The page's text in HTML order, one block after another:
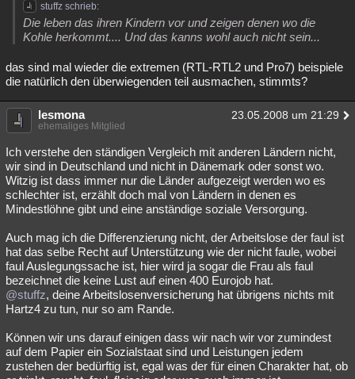
stuffz schrieb:
Die leben das ihren Kindern vor und zeigen denen wo die
Kohle herkommt.... Und das kanns wohl auch nicht sein...
das sind mal wieder die extremen (RTL-RTL2 und Pro7) beispiele
die natürlich den überwiegenden teil ausmachen, stimmts?
lesmona 23.05.2008 um 21:29
ehemaliges Mitglied
Ich verstehe den ständigen Vergleich mit anderen Ländern nicht,
wir sind in Deutschland und nicht in Dänemark oder sonst wo.
Witzig ist dass immer nur die Länder aufgezeigt werden wo es
schlechter ist, erzählt doch mal von Ländern in denen es
Mindestlöhne gibt und eine anständige soziale Versorgung.
Auch mag ich die Differenzierung nicht, der Arbeitslose der faul ist
hat das selbe Recht auf Unterstützung wie der nicht faule, wobei
faul Auslegungssache ist, hier wird ja sogar die Frau als faul
bezeichnet die keine Lust auf einen 400 Eurojob hat.
@stuffz, deine Arbeitslosenversicherung hat übrigens nichts mit
Hartz4 zu tun, nur so am Rande.
Können wir uns darauf einigen dass wir nach wir vor zumindest
auf dem Papier ein Sozialstaat sind und Leistungen jedem
zustehen der bedürftig ist, egal was der für einen Charakter hat, ob